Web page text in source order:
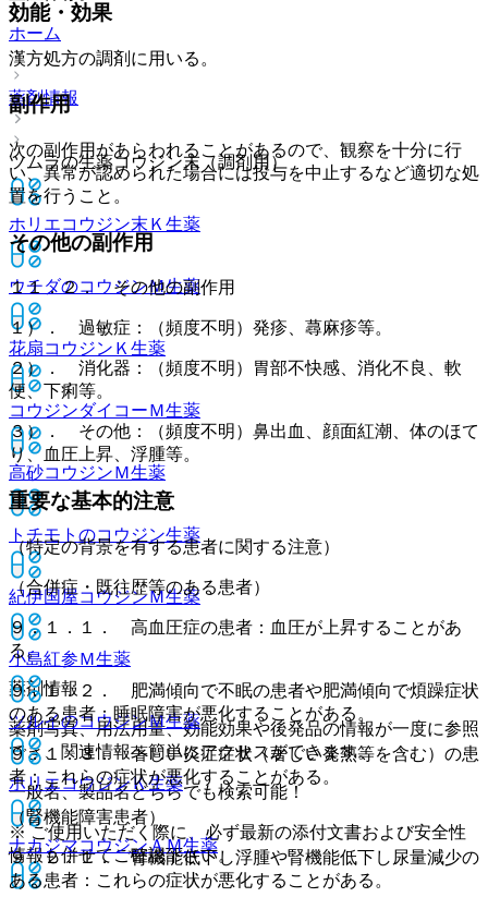
ホーム
薬剤情報
ツムラの生薬コウジン末（調剤用）
ホリエコウジン末Ｋ 生薬
ウチダのコウジンＭ生薬
花扇コウジンＫ 生薬
コウジンダイコーＭ生薬
高砂コウジンＭ生薬
トチモトのコウジン生薬
紀伊国屋コウジンＭ生薬
小島紅参Ｍ生薬
ツルイのコウジンＭ生薬
ホリエコウジンＫ生薬
ナカジマコウジンＡＭ生薬
効能・効果
漢方処方の調剤に用いる。
副作用
次の副作用があらわれることがあるので、観察を十分に行
い、異常が認められた場合には投与を中止するなど適切な処
置を行うこと。
その他の副作用
１１．２． その他の副作用
１）． 過敏症：（頻度不明）発疹、蕁麻疹等。
２）． 消化器：（頻度不明）胃部不快感、消化不良、軟
便、下痢等。
３）． その他：（頻度不明）鼻出血、顔面紅潮、体のほて
り、血圧上昇、浮腫等。
重要な基本的注意
（特定の背景を有する患者に関する注意）
（合併症・既往歴等のある患者）
９．１．１． 高血圧症の患者：血圧が上昇することがあ
る。
９．１．２． 肥満傾向で不眠の患者や肥満傾向で煩躁症状
のある患者：睡眠障害が悪化することがある。
９．１．３． 著しい炎症症状（著しい発熱等を含む）の患
者：これらの症状が悪化することがある。
（腎機能障害患者）
９．２．１． 腎機能低下し浮腫や腎機能低下し尿量減少の
ある患者：これらの症状が悪化することがある。
薬剤情報
薬剤写真、用法用量、効能効果や後発品の情報が一度に参照
でき、関連情報へ簡単にアクセスができます。
一般名、製品名どちらでも検索可能！
※ ご使用いただく際に、必ず最新の添付文書および安全性
情報も併せてご確認下さい。